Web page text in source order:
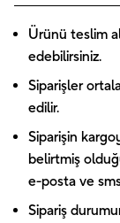
Ürünü teslim
edebilirsiniz.
Siparişler
edilir.
Siparişin
belirtmiş
e-posta ve
Sipariş